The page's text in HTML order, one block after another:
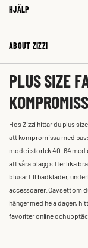
HJÄLP
ABOUT ZIZZI
PLUS SIZE
Hos Zizzi hittar du plus
att kompromissa med
mode i storlek 40-64 med
att våra plagg sitter lika
blusar till badkläder,
accessoarer. Oavsett om
hänger med hela dagen,
favoriter online och